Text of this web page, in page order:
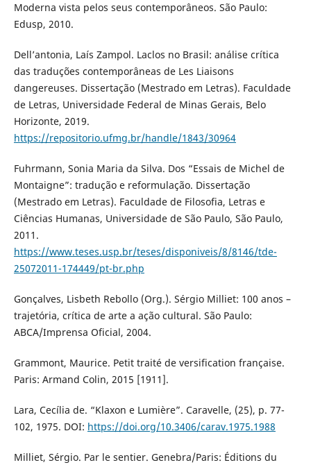
Moderna vista pelos seus contemporâneos. São Paulo:
Edusp, 2010.
Dell’antonia, Laís Zampol. Laclos no Brasil: análise crítica
das traduções contemporâneas de Les Liaisons
dangereuses. Dissertação (Mestrado em Letras). Faculdade
de Letras, Universidade Federal de Minas Gerais, Belo
Horizonte, 2019.
https://repositorio.ufmg.br/handle/1843/30964
Fuhrmann, Sonia Maria da Silva. Dos “Essais de Michel de
Montaigne”: tradução e reformulação. Dissertação
(Mestrado em Letras). Faculdade de Filosofia, Letras e
Ciências Humanas, Universidade de São Paulo, São Paulo,
2011.
https://www.teses.usp.br/teses/disponiveis/8/8146/tde-
25072011-174449/pt-br.php
Gonçalves, Lisbeth Rebollo (Org.). Sérgio Milliet: 100 anos –
trajetória, crítica de arte a ação cultural. São Paulo:
ABCA/Imprensa Oficial, 2004.
Grammont, Maurice. Petit traité de versification française.
Paris: Armand Colin, 2015 [1911].
Lara, Cecília de. “Klaxon e Lumière”. Caravelle, (25), p. 77-
102, 1975. DOI: https://doi.org/10.3406/carav.1975.1988
Milliet, Sérgio. Par le sentier. Genebra/Paris: Éditions du